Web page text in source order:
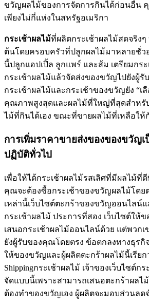
ขวัญผลไม้ของการจัดการกินได้ก่อนอื่น
เพียงไม่กี่แห่งในสหรัฐอเมริกา
กระเช้าผลไม้ที่ผลิตกระเช้าผลไม้สดจริง
ต้นโดยครอบครัวที่ปลูกผลไม้มาหลายชั่ว
นี้ปลูกแอปเปิ้ล ลูกแพร์ และส้ม เตรียมกร
กระเช้าผลไม้แล้วจัดส่งของขวัญไปยังผู้
กระเช้าผลไม้และกระเช้าของขวัญยัง “เลื
คุณภาพสูงสุดและผลไม้ที่ใหญ่ที่สุดสำหรั
ไม้ที่กินได้เอง ขณะที่ขายผลไม้ที่เหลือให้
การเพิ่มราคาขายส่งของของขวัญเ
ปฏิบัติทั่วไป
เพื่อให้ได้กระเช้าผลไม้รสเลิศที่มีผลไม้ที่
คุณจะต้องซื้อกระเช้าของขวัญผลไม้โดย
เหล่านี้เว็บไซต์ตะกร้าของขวัญออนไลน์
กระเช้าผลไม้ ประการที่สอง เว็บไซต์ให้
เสนอกระเช้าผลไม้ออนไลน์ด้วย แต่พวกเ
ยังผู้รับของคุณโดยตรง ข้อตกลงทางธุรกิ
ให้ของขวัญและผู้ผลิตตะกร้าผลไม้นี้เรียก
Shippingกระเช้าผลไม้ เจ้าของเว็บไซต์
จัดแบบนี้เพราะสามารถเสนอตะกร้าผลไ
ต้องทำของขวัญเอง ผู้ผลิตจะมอบส่วนลด